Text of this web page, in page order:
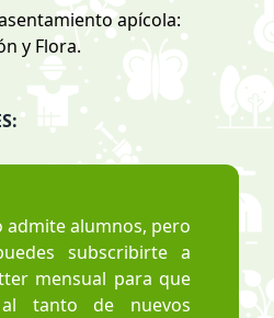
apícola:
y Flora.
admite alumnos, pero
subscribirte a
mensual para que
tanto de nuevos